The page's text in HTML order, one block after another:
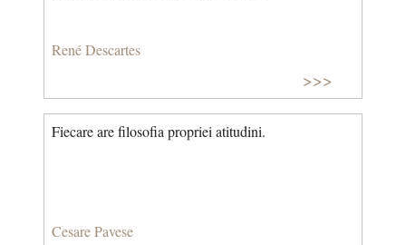
René Descartes
>>>
Fiecare are filosofia propriei atitudini.
Cesare Pavese